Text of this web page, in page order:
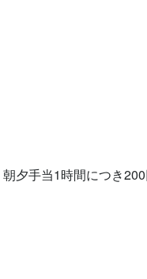
夕手当1時間につき